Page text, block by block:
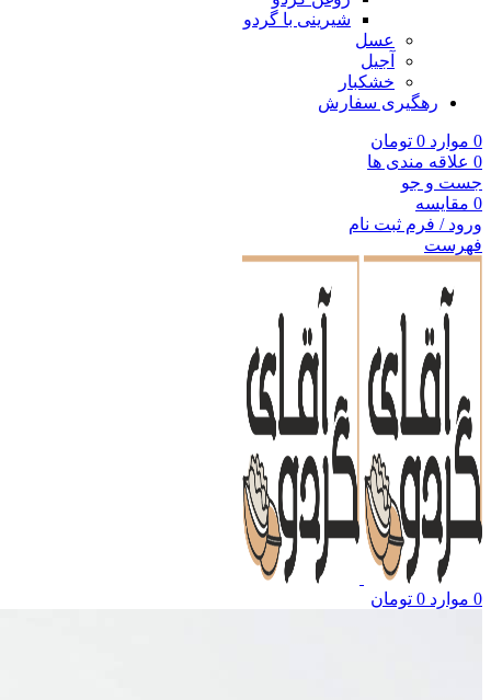
شیرینی با گردو
عسل
آجیل
خشکبار
رهگیری سفارش
0 موارد 0 تومان
0 علاقه مندی ها
جست و جو
0 مقایسه
ورود / فرم ثبت نام
فهرست
0 موارد 0 تومان